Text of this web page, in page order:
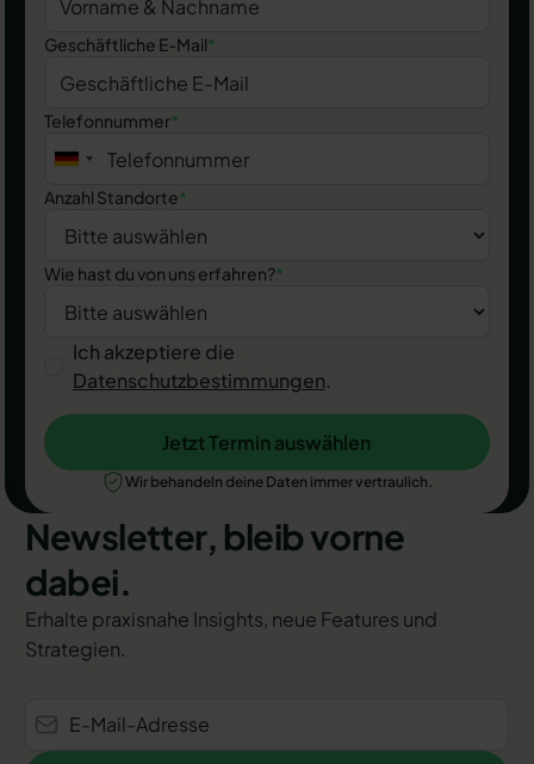
Geschäftliche E-Mail*
Telefonnummer*
Anzahl Standorte*
Wie hast du von uns erfahren?*
Ich akzeptiere die
Datenschutzbestimmungen.
Jetzt Termin auswählen
Jetzt Termin auswählen
Wir behandeln deine Daten immer vertraulich.
Newsletter, bleib vorne
dabei.
Erhalte praxisnahe Insights, neue Features und
Strategien.